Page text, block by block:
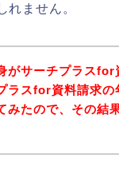
れません。
がサーチプラスfor
ラスfor資料請求の
みたので、その結